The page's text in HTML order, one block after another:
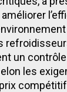
un
les